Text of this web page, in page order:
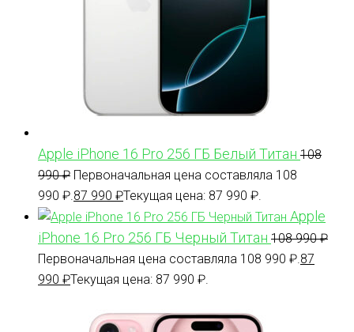
Apple iPhone 16 Pro 256 ГБ Белый Титан 108
990₽ Первоначальная цена составляла 108
990 ₽. 87 990 ₽Текущая цена: 87 990 ₽.
Apple
iPhone 16 Pro 256 ГБ Черный Титан 108 990₽
Первоначальная цена составляла 108 990 ₽. 87
990 ₽Текущая цена: 87 990 ₽.